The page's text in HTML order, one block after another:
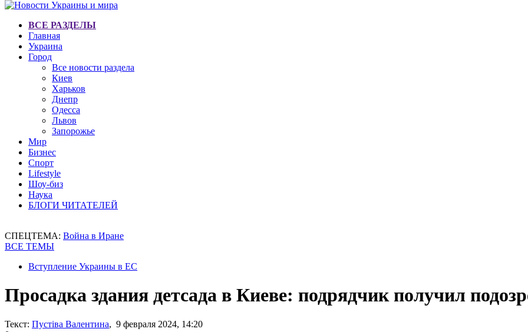
ВСЕ РАЗДЕЛЫ
Главная
Украина
Город
Все новости раздела
Киев
Харьков
Днепр
Одесса
Львов
Запорожье
Мир
Бизнес
Спорт
Lifestyle
Шоу-биз
Наука
БЛОГИ ЧИТАТЕЛЕЙ
СПЕЦТЕМА: Война в Иране
ВСЕ ТЕМЫ
Вступление Украины в ЕС
Просадка здания детсада в Киеве: подрядчик получил
Текст: Пустіва Валентина, 9 февраля 2024, 14:20